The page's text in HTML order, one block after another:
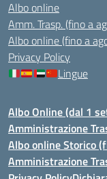
Albo online
Amm. Trasp. (fino a
Albo online (fino a
Privacy Policy
Lingue
Albo Online (dal 1
Amministrazione
Albo online Storico
Amministrazione